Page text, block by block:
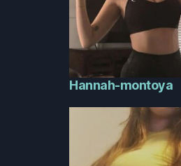
Hannah-montoya